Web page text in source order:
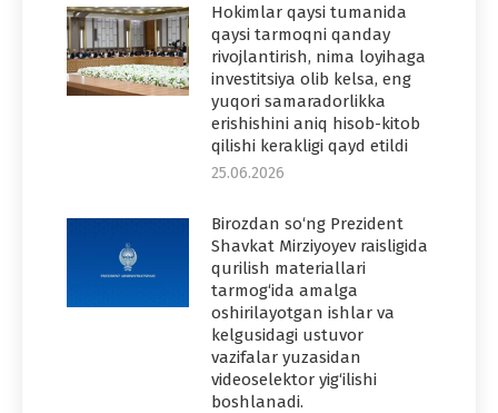
Hokimlar qaysi tumanida
qaysi tarmoqni qanday
rivojlantirish, nima loyihaga
investitsiya olib kelsa, eng
yuqori samaradorlikka
erishishini aniq hisob-kitob
qilishi kerakligi qayd etildi
25.06.2026
Birozdan so‘ng Prezident
Shavkat Mirziyoyev raisligida
qurilish materiallari
tarmog‘ida amalga
oshirilayotgan ishlar va
kelgusidagi ustuvor
vazifalar yuzasidan
videoselektor yig‘ilishi
boshlanadi.